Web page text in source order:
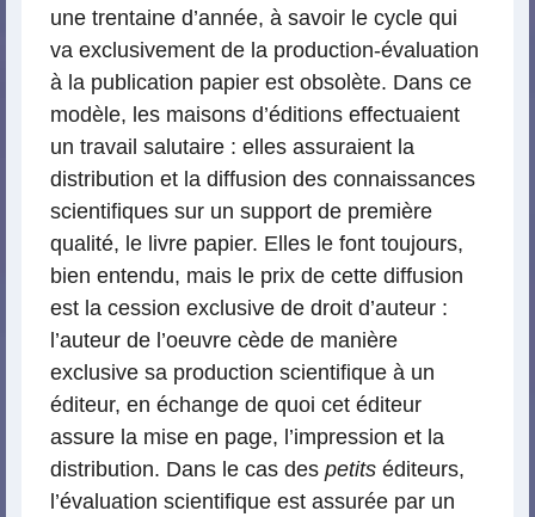
une trentaine d’année, à savoir le cycle qui
va exclusivement de la production-évaluation
à la publication papier est obsolète. Dans ce
modèle, les maisons d’éditions effectuaient
un travail salutaire : elles assuraient la
distribution et la diffusion des connaissances
scientifiques sur un support de première
qualité, le livre papier. Elles le font toujours,
bien entendu, mais le prix de cette diffusion
est la cession exclusive de droit d’auteur :
l’auteur de l’oeuvre cède de manière
exclusive sa production scientifique à un
éditeur, en échange de quoi cet éditeur
assure la mise en page, l’impression et la
distribution. Dans le cas des petits éditeurs,
l’évaluation scientifique est assurée par un